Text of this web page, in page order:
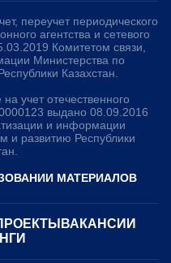
переучет периодического
агентства и сетевого
Комитетом связи,
Министерства по
Казахстан.
учет отечественного
выдано 08.09.2016
и информации
и развитию Республики
МАТЕРИАЛОВ
ВАКАНСИИ